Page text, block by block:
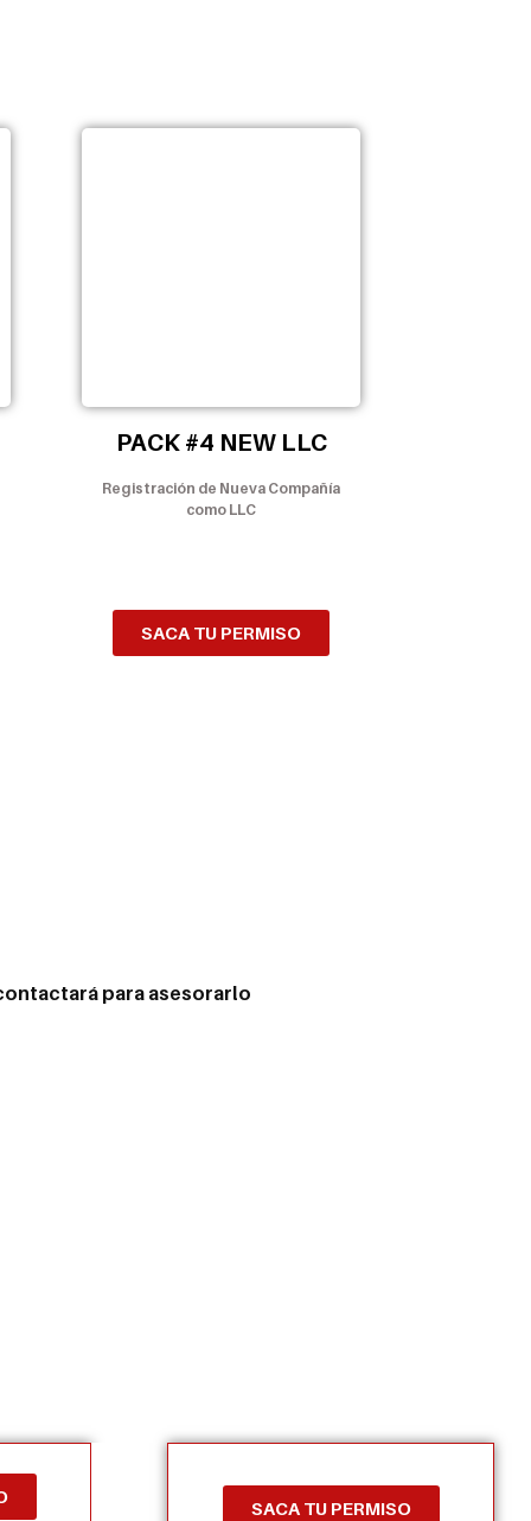
PACK #4 NEW LLC
Registración de Nueva Compañía
como LLC
SACA TU PERMISO
para asesorarlo
SACA TU PERMISO